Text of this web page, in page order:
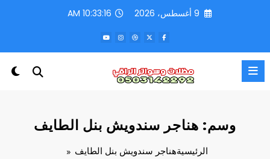
9 أغسطس، 2026 10:33:16 AM
وسم: هناجر سندويش بنل الطايف
الرئيسيةهناجر سندويش بنل الطايف